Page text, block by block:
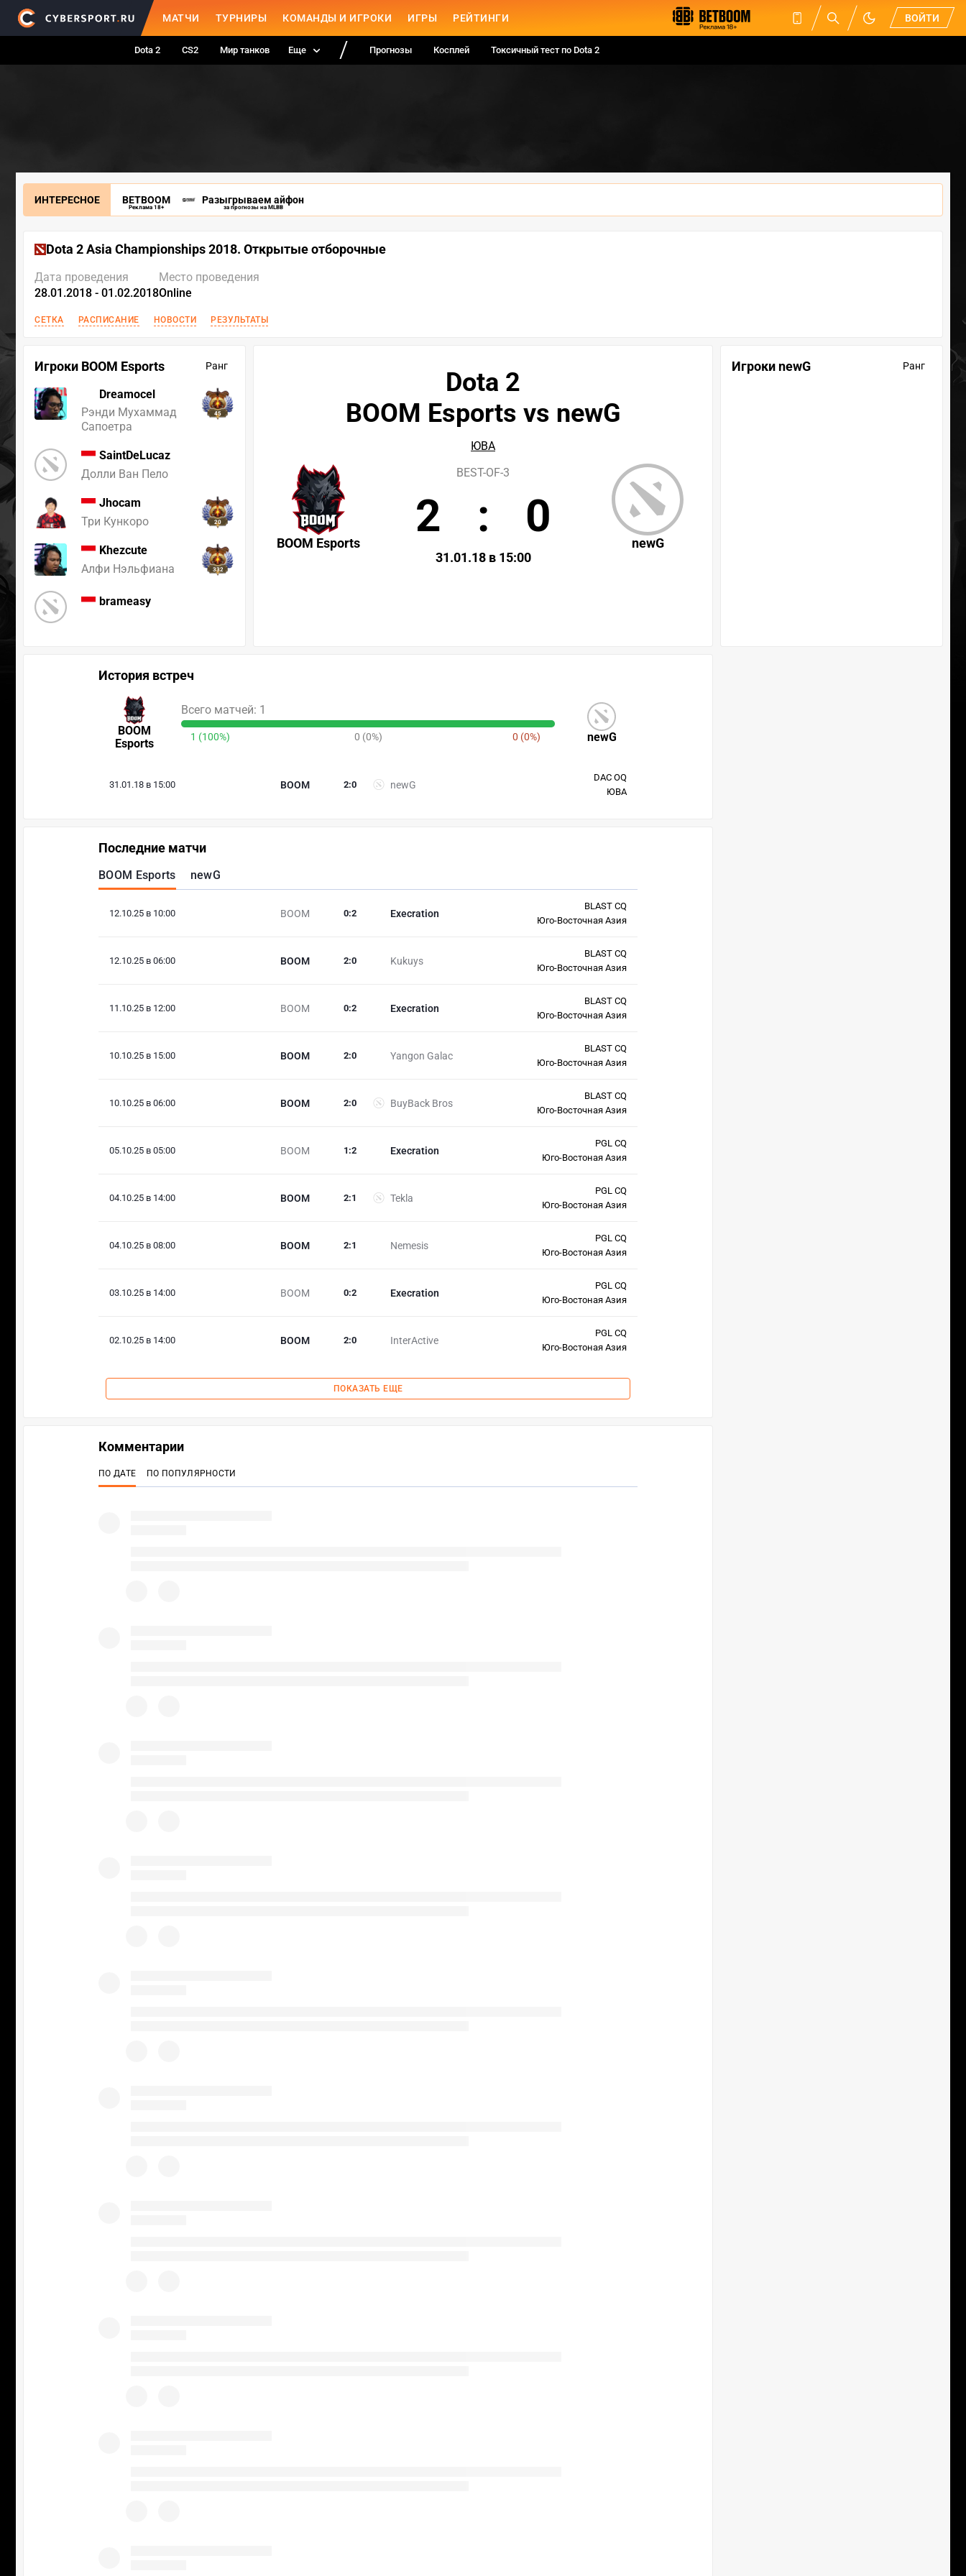
МАТЧИ ТУРНИРЫ КОМАНДЫ И ИГРОКИ ИГРЫ РЕЙТИНГИ ВОЙТИ
Dota 2 CS2 Мир танков Еще Прогнозы Косплей Токсичный тест по Dota 2
ИНТЕРЕСНОЕ BETBOOM
Реклама 18+
Разыгрываем айфон
за прогнозы на MLBB
Dota 2 Asia Championships 2018. Открытые отборочные
Дата проведения
28.01.2018 - 01.02.2018
Место проведения
Online
СЕТКА РАСПИСАНИЕ НОВОСТИ РЕЗУЛЬТАТЫ
Игроки BOOM Esports Ранг
Dreamocel
Рэнди Мухаммад
Сапоетра
45
SaintDeLucaz
Долли Ван Пело
Jhocam
Три Кункоро
20
Khezcute
Алфи Нэльфиана
332
brameasy
Игроки newG Ранг
Dota 2
BOOM Esports vs newG
ЮВА
BOOM Esports newG
BEST-OF-3
2 : 0
31.01.18 в 15:00
История встреч
BOOM
Esports
newG
Всего матчей: 1
1 (100%) 0 (0%) 0 (0%)
31.01.18 в 15:00 BOOM newG
2:0
DAC OQ
ЮВА
Последние матчи
BOOM Esports newG
12.10.25 в 10:00 BOOM Execration
0:2
BLAST CQ
Юго-Восточная Азия
12.10.25 в 06:00 BOOM Kukuys
2:0
BLAST CQ
Юго-Восточная Азия
11.10.25 в 12:00 BOOM Execration
0:2
BLAST CQ
Юго-Восточная Азия
10.10.25 в 15:00 BOOM Yangon Galac
2:0
BLAST CQ
Юго-Восточная Азия
10.10.25 в 06:00 BOOM BuyBack Bros
2:0
BLAST CQ
Юго-Восточная Азия
05.10.25 в 05:00 BOOM Execration
1 :2
PGL CQ
Юго-Востоная Азия
04.10.25 в 14:00 BOOM Tekla
2:1
PGL CQ
Юго-Востоная Азия
04.10.25 в 08:00 BOOM Nemesis
2:1
PGL CQ
Юго-Востоная Азия
03.10.25 в 14:00 BOOM Execration
0:2
PGL CQ
Юго-Востоная Азия
02.10.25 в 14:00 BOOM InterActive
2:0
PGL CQ
Юго-Востоная Азия
ПОКАЗАТЬ ЕЩЕ
Комментарии
ПО ДАТЕ ПО ПОПУЛЯРНОСТИ